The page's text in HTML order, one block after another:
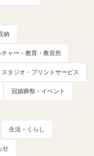
納
ャー・教育・教習所
スタジオ・プリントサービス
冠婚葬祭・イベント
生活・くらし
せ